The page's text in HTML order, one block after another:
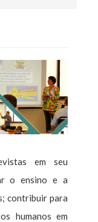
em seu
o ensino e a
contribuir para
humanos em